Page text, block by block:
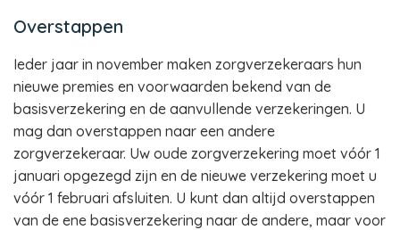
Overstappen
Ieder jaar in november maken zorgverzekeraars hun
nieuwe premies en voorwaarden bekend van de
basisverzekering en de aanvullende verzekeringen. U
mag dan overstappen naar een andere
zorgverzekeraar. Uw oude zorgverzekering moet vóór 1
januari opgezegd zijn en de nieuwe verzekering moet u
vóór 1 februari afsluiten. U kunt dan altijd overstappen
van de ene basisverzekering naar de andere, maar voor